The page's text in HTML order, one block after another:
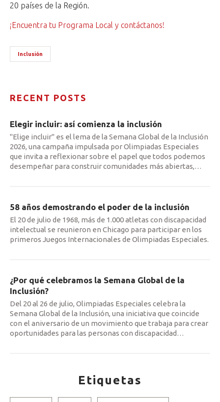
20 países de la Región.
¡Encuentra tu Programa Local y contáctanos!
Inclusión
RECENT POSTS
Elegir incluir: así comienza la inclusión
"Elige incluir" es el lema de la Semana Global de la Inclusión
2026, una campaña impulsada por Olimpiadas Especiales
que invita a reflexionar sobre el papel que todos podemos
desempeñar para construir comunidades más abiertas,…
58 años demostrando el poder de la inclusión
El 20 de julio de 1968, más de 1.000 atletas con discapacidad
intelectual se reunieron en Chicago para participar en los
primeros Juegos Internacionales de Olimpiadas Especiales.
¿Por qué celebramos la Semana Global de la
Inclusión?
Del 20 al 26 de julio, Olimpiadas Especiales celebra la
Semana Global de la Inclusión, una iniciativa que coincide
con el aniversario de un movimiento que trabaja para crear
oportunidades para las personas con discapacidad…
Etiquetas